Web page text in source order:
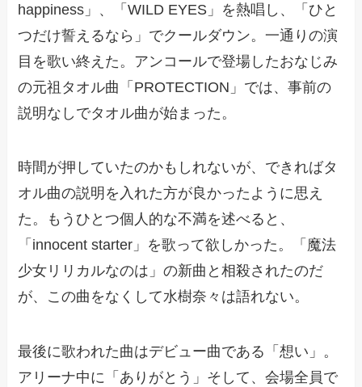
happiness」、「WILD EYES」を熱唱し、「ひと
つだけ誓えるなら」でクールダウン。一通りの演
目を歌い終えた。アンコールで登場したおなじみ
の元祖タオル曲「PROTECTION」では、事前の
説明なしでタオル曲が始まった。
時間が押していたのかもしれないが、できればタ
オル曲の説明を入れた方が良かったように思え
た。もうひとつ個人的な不満を述べると、
「innocent starter」を歌って欲しかった。「魔法
少女リリカルなのは」の新曲と相殺されたのだ
が、この曲をなくして水樹奈々は語れない。
最後に歌われた曲はデビュー曲である「想い」。
アリーナ中に「ありがとう」そして、会場全員で